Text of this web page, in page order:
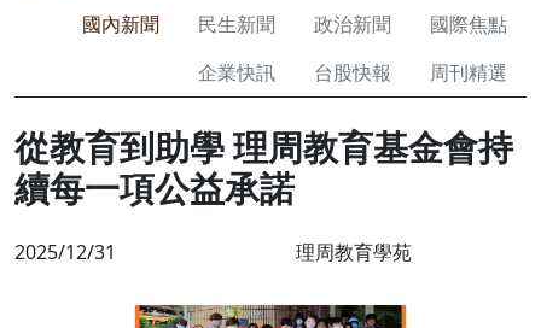
國內新聞 民生新聞 政治新聞
國際焦點
企業快訊
台股快報 周刊精選
從教育到助學 理周教育基金會持
續每一項公益承諾
2025/12/31 理周教育學苑